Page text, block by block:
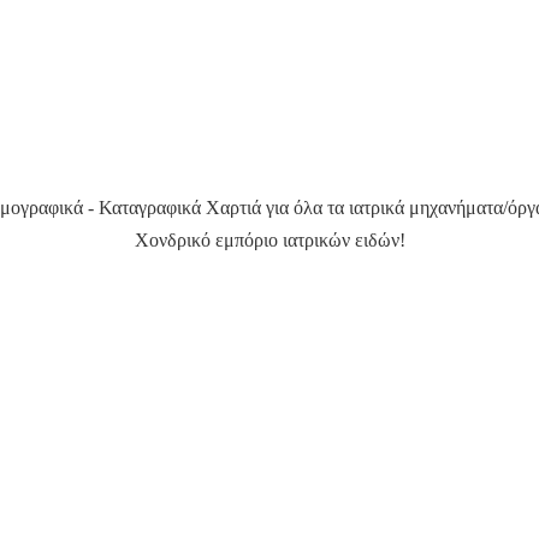
- Καταγραφικά Χαρτιά για όλα τα ιατρικά μηχανήματα/
Χονδρικό εμπόριο ιατρικών ειδών!